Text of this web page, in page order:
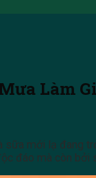
Làm
mới lạ đang
đáo mà còn